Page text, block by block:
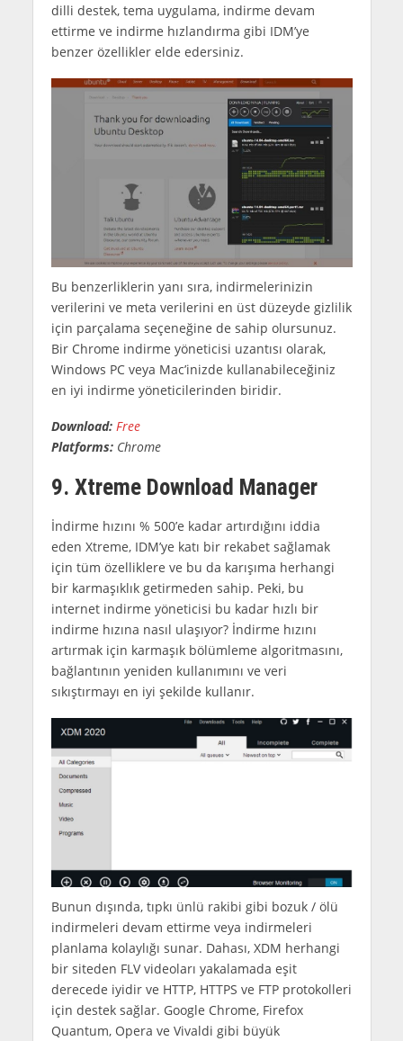
dilli destek, tema uygulama, indirme devam
ettirme ve indirme hızlandırma gibi IDM’ye
benzer özellikler elde edersiniz.
Bu benzerliklerin yanı sıra, indirmelerinizin
verilerini ve meta verilerini en üst düzeyde gizlilik
için parçalama seçeneğine de sahip olursunuz.
Bir Chrome indirme yöneticisi uzantısı olarak,
Windows PC veya Mac’inizde kullanabileceğiniz
en iyi indirme yöneticilerinden biridir.
Download: Free
Platforms: Chrome
9. Xtreme Download Manager
İndirme hızını % 500’e kadar artırdığını iddia
eden Xtreme, IDM’ye katı bir rekabet sağlamak
için tüm özelliklere ve bu da karışıma herhangi
bir karmaşıklık getirmeden sahip. Peki, bu
internet indirme yöneticisi bu kadar hızlı bir
indirme hızına nasıl ulaşıyor? İndirme hızını
artırmak için karmaşık bölümleme algoritmasını,
bağlantının yeniden kullanımını ve veri
sıkıştırmayı en iyi şekilde kullanır.
Bunun dışında, tıpkı ünlü rakibi gibi bozuk / ölü
indirmeleri devam ettirme veya indirmeleri
planlama kolaylığı sunar. Dahası, XDM herhangi
bir siteden FLV videoları yakalamada eşit
derecede iyidir ve HTTP, HTTPS ve FTP protokolleri
için destek sağlar. Google Chrome, Firefox
Quantum, Opera ve Vivaldi gibi büyük